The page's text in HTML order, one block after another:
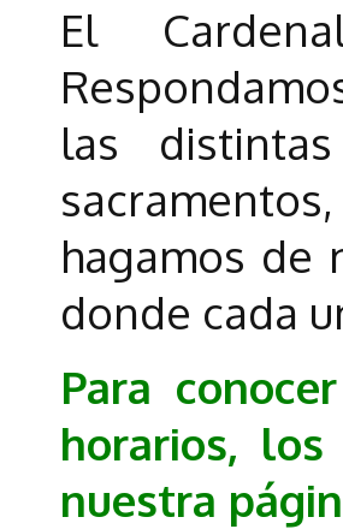
El
las
hagamos de
donde cada
Para
horarios,
nuestra